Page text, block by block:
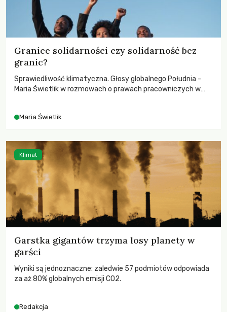
Granice solidarności czy solidarność bez
granic?
Sprawiedliwość klimatyczna. Głosy globalnego Południa –
Maria Świetlik w rozmowach o prawach pracowniczych w
Maria Świetlik
Garstka gigantów trzyma losy planety w
garści
Wyniki są jednoznaczne: zaledwie 57 podmiotów odpowiada
za aż 80% globalnych emisji CO2.
Redakcja
Klimat